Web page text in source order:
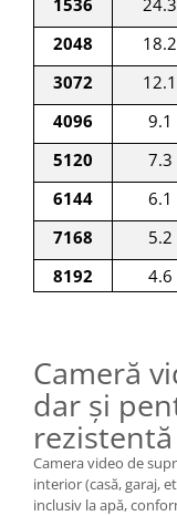
1536 24.3
2048
18.2
3072
12.1
4096
9.1
5120
7.3
6144
6.1
7168
5.2
8192
4.6
Cameră
dar și
Camera video de
interior (casă, garaj,
inclusiv la apă,